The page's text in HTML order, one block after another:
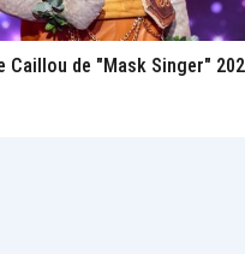
Caillou de "Mask Singer"